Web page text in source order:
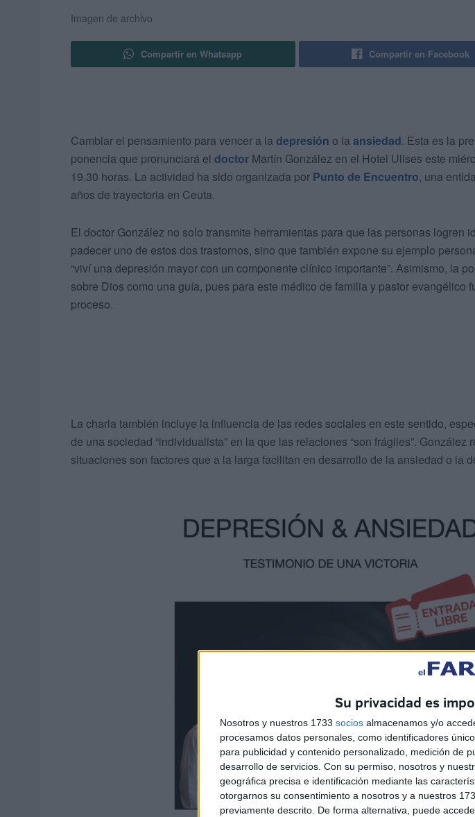
Su privacidad es
Nosotros y nuestros 1733 socios almacenamos y/o
procesamos datos personales, como identificadores
para publicidad y contenido personalizado, medición de
desarrollo de servicios. Con su permiso, nosotros y
geográfica precisa e identificación mediante las
otorgarnos su consentimiento a nosotros y a nuestros
previamente descrito. De forma alternativa, puede
Imagen de archivo
Compartir en Whatsapp Compartir en Facebook
Cambiar el pensamiento para vencer a la depresión o la ansiedad. Esta es la
ponencia que pronunciará el doctor Martín González en el Hotel Ulises este
19.30 horas. La actividad ha sido organizada por Punto de Encuentro, una
años de trayectoria en Ceuta.
El doctor González no solo transmite herramientas para que las personas logren
padecer uno de estos dos trastornos, sino que también expone su ejemplo
“viví una depresión mayor con un componente clínico importante”. Asimismo, la
sobre Dios como una guía, pues para este médico de familia y pastor evangélico
proceso.
La charla también incluye la influencia de las redes sociales en este sentido,
de una sociedad “individualista” en la que las relaciones “son frágiles”. González
situaciones son factores que a la larga facilitan en desarrollo de la ansiedad o la